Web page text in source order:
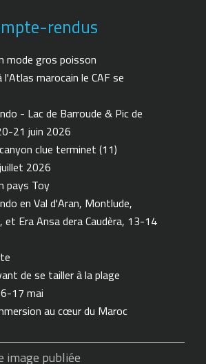
rendus
mode gros poisson
marocain le CAF se
- Lac de Barroude & Pic de
21 juin 2026
clue terminet (11)
2026
pays Toy
en Val d'Aran, Montlude,
et Era Ansa dera Caudèra, 13-14
de se tailler à la plage
17 mai
au cœur du Maroc
image publiée